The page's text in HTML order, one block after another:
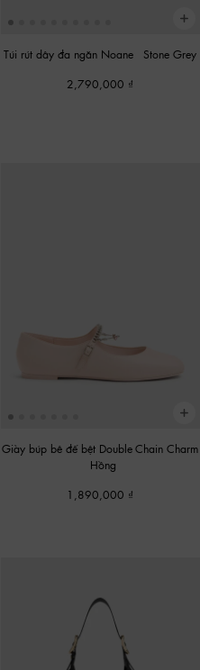
Túi rút dây đa ngăn Noane
Stone Grey
2,790,000
Giày búp bê đế bệt Double-Chain Charm
Hồng
1,890,000